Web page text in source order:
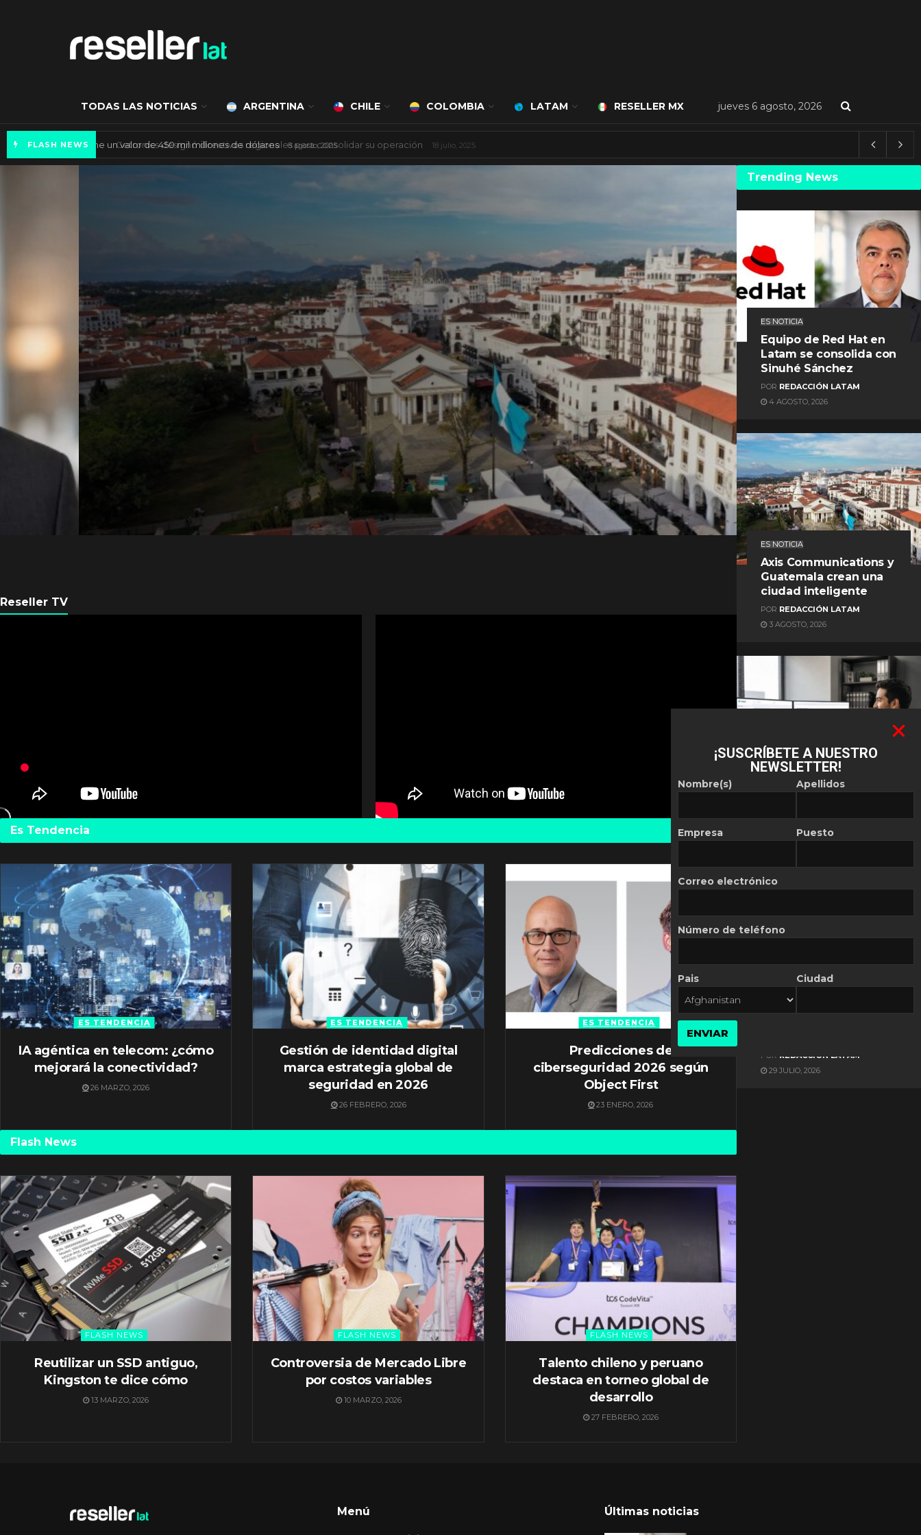
TODAS LAS NOTICIAS ARGENTINA CHILE COLOMBIA LATAM RESELLER MX jueves 6 agosto, 2026
FLASH NEWS Mercado de IA agéntica tiene un valor de 450 mil millones de dólares 8 agosto, 2025
Axis Communications y
Guatemala crean una
ciudad inteligente
Reseller TV
Es Tendencia
ES TENDENCIA
IA agéntica en telecom: ¿cómo
mejorará la conectividad?
26 MARZO, 2026
ES TENDENCIA
Gestión de identidad digital
marca estrategia global de
seguridad en 2026
26 FEBRERO, 2026
ES TENDENCIA
Predicciones de
ciberseguridad 2026 según
Object First
23 ENERO, 2026
Flash News
FLASH NEWS
Reutilizar un SSD antiguo,
Kingston te dice cómo
13 MARZO, 2026
FLASH NEWS
Controversia de Mercado Libre
por costos variables
10 MARZO, 2026
FLASH NEWS
Talento chileno y peruano
destaca en torneo global de
desarrollo
27 FEBRERO, 2026
Trending News
ES NOTICIA
Equipo de Red Hat en
Latam se consolida con
Sinuhé Sánchez
POR REDACCIÓN LATAM
4 AGOSTO, 2026
ES NOTICIA
Axis Communications y
Guatemala crean una
ciudad inteligente
POR REDACCIÓN LATAM
3 AGOSTO, 2026
ES NOTICIA
Automatización de las
REDACCIÓN LATAM
ES NOTICIA
POR REDACCIÓN LATAM
29 JULIO, 2026
Menú Últimas noticias
¡SUSCRÍBETE A NUESTRO
NEWSLETTER!
Nombre(s)
Empresa
Apellidos
Puesto
Correo electrónico
Número de teléfono
Pais Ciudad
ENVIAR